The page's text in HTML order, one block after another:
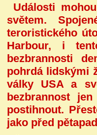
Události
světem.
teroristického
Harbour, i
bezbrannosti
pohrdá lidskými
války USA a
bezbrannost
postihnout.
jako před